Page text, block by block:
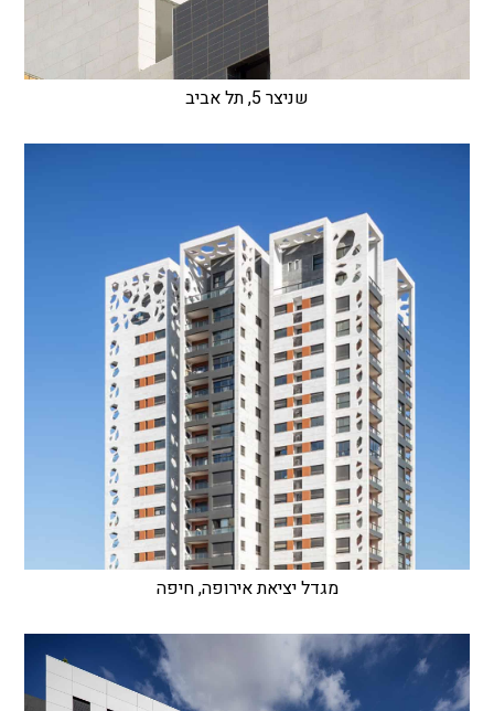
שניצר 5, תל אביב
מגדל יציאת אירופה, חיפה